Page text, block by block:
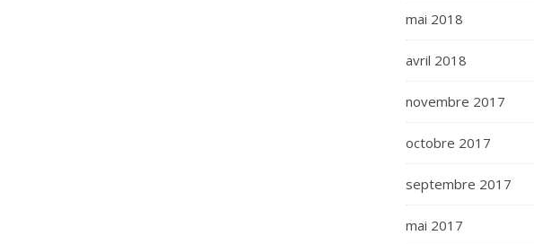
mai 2018
avril 2018
novembre 2017
octobre 2017
septembre 2017
mai 2017